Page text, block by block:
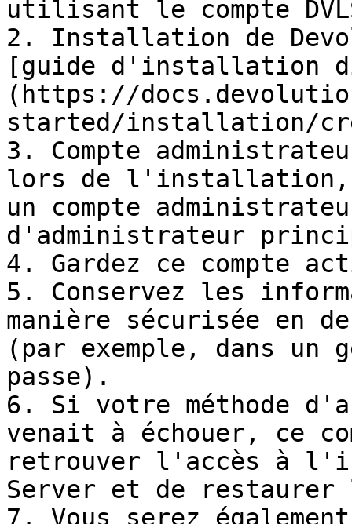
utilisant le compte
2. Installation de
[guide d'installation
(https://
started/installation/
3. Compte
lors de l'installation,
un compte
d'administrateur
4. Gardez ce compte
5. Conservez les
manière sécurisée en
(par exemple, dans un
passe).
6. Si votre méthode
venait à échouer, ce
retrouver l'accès à
Server et de
7. Vous serez